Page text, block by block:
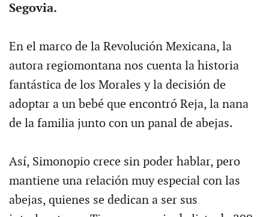
Segovia.
En el marco de la Revolución Mexicana, la
autora regiomontana nos cuenta la historia
fantástica de los Morales y la decisión de
adoptar a un bebé que encontró Reja, la nana
de la familia junto con un panal de abejas.
Así, Simonopio crece sin poder hablar, pero
mantiene una relación muy especial con las
abejas, quienes se dedican a ser sus